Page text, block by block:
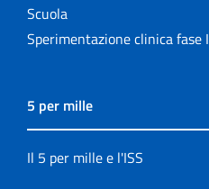
Scuola
Sperimentazione clinica fase I
5 per mille
Il 5 per mille e l'ISS